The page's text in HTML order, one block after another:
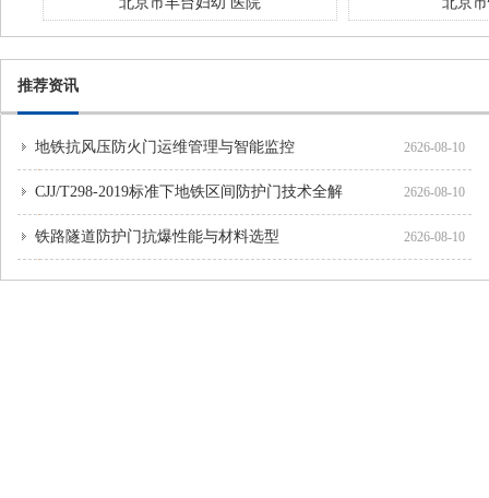
推荐资讯
地铁抗风压防火门运维管理与智能监控 2626-08-10
CJJ/T298-2019标准下地铁区间防护门技术全解 2626-08-10
铁路隧道防护门抗爆性能与材料选型 2626-08-10